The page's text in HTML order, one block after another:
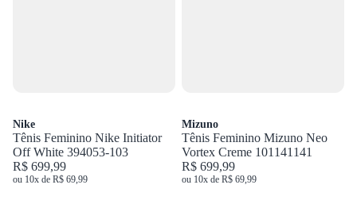
Nike
Tênis Feminino Nike Initiator
Off White 394053-103
R$ 699,99
ou 10x de R$ 69,99
Mizuno
Tênis Feminino Mizuno Neo
Vortex Creme 101141141
R$ 699,99
ou 10x de R$ 69,99